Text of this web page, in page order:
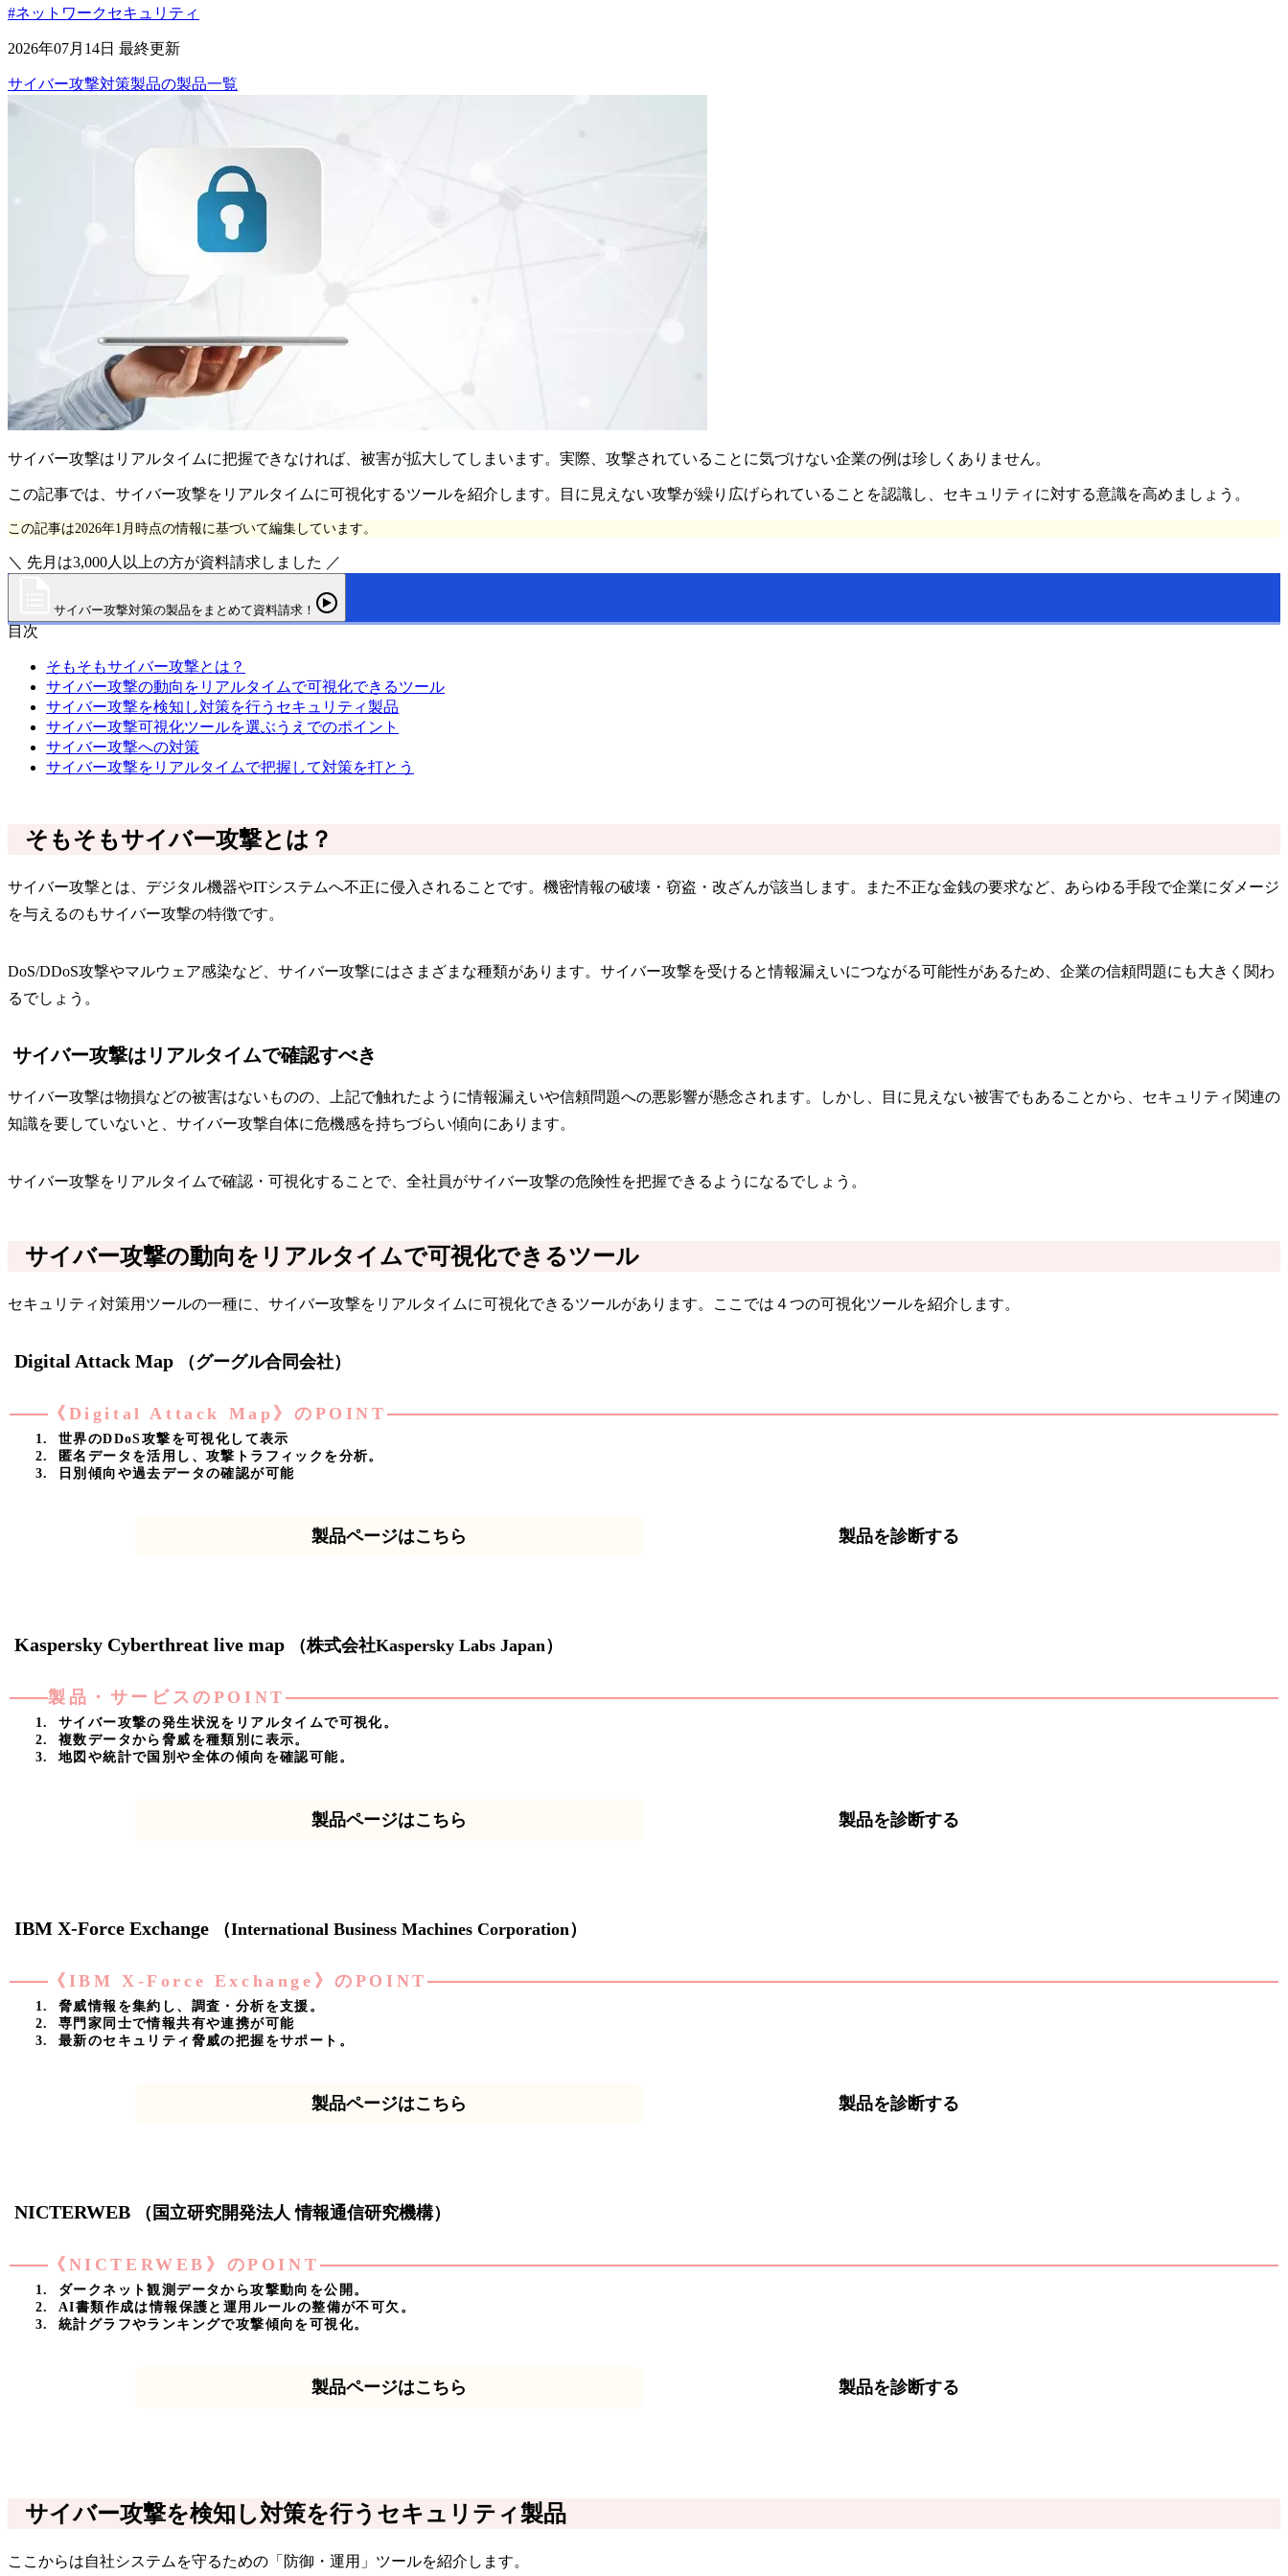
#ネットワークセキュリティ
2026年07月14日 最終更新
サイバー攻撃対策製品の製品一覧
サイバー攻撃はリアルタイムに把握できなければ、被害が拡大してしまいます。実際、攻撃されていることに気づけない企業の例は珍しくありません。
この記事では、サイバー攻撃をリアルタイムに可視化するツールを紹介します。目に見えない攻撃が繰り広げられていることを認識し、セキュリティに対する意識を高めましょう。
この記事は2026年1月時点の情報に基づいて編集しています。
＼ 先月は3,000人以上の方が資料請求しました ／
サイバー攻撃対策の製品をまとめて資料請求！
目次
そもそもサイバー攻撃とは？
サイバー攻撃の動向をリアルタイムで可視化できるツール
サイバー攻撃を検知し対策を行うセキュリティ製品
サイバー攻撃可視化ツールを選ぶうえでのポイント
サイバー攻撃への対策
サイバー攻撃をリアルタイムで把握して対策を打とう
そもそもサイバー攻撃とは？
サイバー攻撃とは、デジタル機器やITシステムへ不正に侵入されることです。機密情報の破壊・窃盗・改ざんが該当します。また不正な金銭の要求など、あらゆる手段で企業にダメージ
を与えるのもサイバー攻撃の特徴です。
DoS/DDoS攻撃やマルウェア感染など、サイバー攻撃にはさまざまな種類があります。サイバー攻撃を受けると情報漏えいにつながる可能性があるため、企業の信頼問題にも大きく関わ
るでしょう。
サイバー攻撃はリアルタイムで確認すべき
サイバー攻撃は物損などの被害はないものの、上記で触れたように情報漏えいや信頼問題への悪影響が懸念されます。しかし、目に見えない被害でもあることから、セキュリティ関連の
知識を要していないと、サイバー攻撃自体に危機感を持ちづらい傾向にあります。
サイバー攻撃をリアルタイムで確認・可視化することで、全社員がサイバー攻撃の危険性を把握できるようになるでしょう。
サイバー攻撃の動向をリアルタイムで可視化できるツール
セキュリティ対策用ツールの一種に、サイバー攻撃をリアルタイムに可視化できるツールがあります。ここでは４つの可視化ツールを紹介します。
Digital Attack Map （グーグル合同会社）
《Digital Attack Map》のPOINT
世界のDDoS攻撃を可視化して表示
匿名データを活用し、攻撃トラフィックを分析。
日別傾向や過去データの確認が可能
製品ページはこちら 製品を診断する
Kaspersky Cyberthreat live map （株式会社Kaspersky Labs Japan）
製品・サービスのPOINT
サイバー攻撃の発生状況をリアルタイムで可視化。
複数データから脅威を種類別に表示。
地図や統計で国別や全体の傾向を確認可能。
製品ページはこちら 製品を診断する
IBM X-Force Exchange （International Business Machines Corporation）
《IBM X-Force Exchange》のPOINT
脅威情報を集約し、調査・分析を支援。
専門家同士で情報共有や連携が可能
最新のセキュリティ脅威の把握をサポート。
製品ページはこちら 製品を診断する
NICTERWEB （国立研究開発法人 情報通信研究機構）
《NICTERWEB》のPOINT
ダークネット観測データから攻撃動向を公開。
AI書類作成は情報保護と運用ルールの整備が不可欠。
統計グラフやランキングで攻撃傾向を可視化。
製品ページはこちら 製品を診断する
サイバー攻撃を検知し対策を行うセキュリティ製品
ここからは自社システムを守るための「防御・運用」ツールを紹介します。